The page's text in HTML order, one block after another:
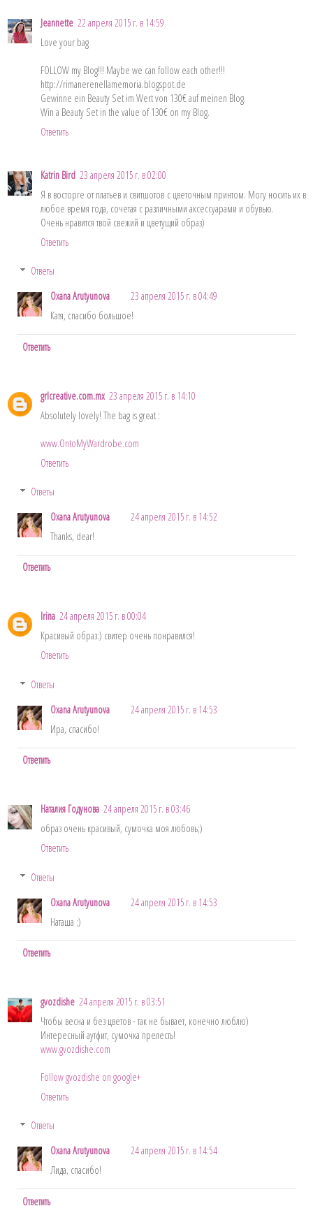
Jeannette 22 апреля 2015 г. в 14:59
Love your bag
FOLLOW my Blog!!! Maybe we can follow each other!!!
http://rimanerenellamemoria.blogspot.de
Gewinne ein Beauty Set im Wert von 130€ auf meinen Blog.
Win a Beauty Set in the value of 130€ on my Blog.
Ответить
Katrin Bird 23 апреля 2015 г. в 02:00
Я в восторге от платьев и свитшотов с цветочным принтом. Могу носить их в
любое время года, сочетая с различными аксессуарами и обувью.
Очень нравится твой свежий и цветущий образ)
Ответить
Ответы
Oxana Arutyunova
23 апреля 2015 г. в 04:49
Катя, спасибо большое!
Ответить
grlcreative.com.mx 23 апреля 2015 г. в 14:10
Absolutely lovely! The bag is great :
www.OntoMyWardrobe.com
Ответить
Ответы
Oxana Arutyunova
24 апреля 2015 г. в 14:52
Thanks, dear!
Ответить
Irina 24 апреля 2015 г. в 00:04
Красивый образ:) свитер очень понравился!
Ответить
Ответы
Oxana Arutyunova
24 апреля 2015 г. в 14:53
Ира, спасибо!
Ответить
Наталия Годунова 24 апреля 2015 г. в 03:46
образ очень красивый, сумочка моя любовь;)
Ответить
Ответы
Oxana Arutyunova
24 апреля 2015 г. в 14:53
Наташа ;)
Ответить
gvozdishe 24 апреля 2015 г. в 03:51
Чтобы весна и без цветов - так не бывает, конечно люблю)
Интересный аутфит, сумочка прелесть!
www.gvozdishe.com
Follow gvozdishe on google+
Ответить
Ответы
Oxana Arutyunova
24 апреля 2015 г. в 14:54
Лида, спасибо!
Ответить